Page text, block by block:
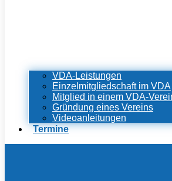
VDA-Leistungen
Einzelmitgliedschaft im VDA
Mitglied in einem VDA-
Gründung eines Vereins
Videoanleitungen
Termine